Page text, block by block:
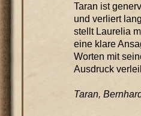
Taran ist
und verliert
stellt Laurelia
eine klare
Worten mit
Ausdruck
Taran,